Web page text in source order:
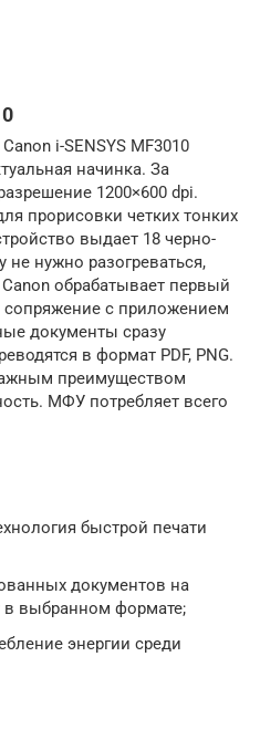
i-SENSYS MF3010
начинка. За
1200×600 dpi.
прорисовки четких тонких
выдает 18 черно-
нужно разогреваться,
обрабатывает первый
сопряжение с приложением
документы сразу
в формат PDF, PNG.
преимуществом
МФУ потребляет всего
быстрой печати
документов на
в выбранном формате;
энергии среди